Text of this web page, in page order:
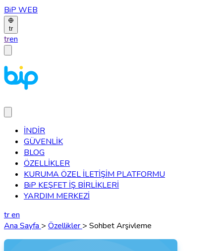
BiP WEB
tr
tren
İNDİR
GÜVENLİK
BLOG
ÖZELLİKLER
KURUMA ÖZEL İLETİŞİM PLATFORMU
BiP KEŞFET İŞ BİRLİKLERİ
YARDIM MERKEZİ
tren
Ana Sayfa > Özellikler > Sohbet Arşivleme